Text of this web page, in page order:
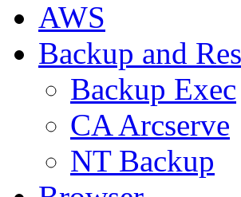
AWS
Backup and
Backup Exec
CA Arcserve
NT Backup